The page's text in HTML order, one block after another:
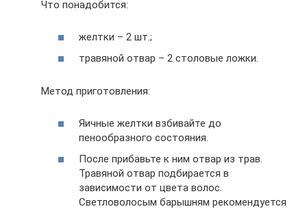
Что понадобится:
желтки – 2 шт.;
травяной отвар – 2 столовые ложки.
Метод приготовления:
Яичные желтки взбивайте до
пенообразного состояния.
После прибавьте к ним отвар из трав.
Травяной отвар подбирается в
зависимости от цвета волос.
Светловолосым барышням рекомендуется